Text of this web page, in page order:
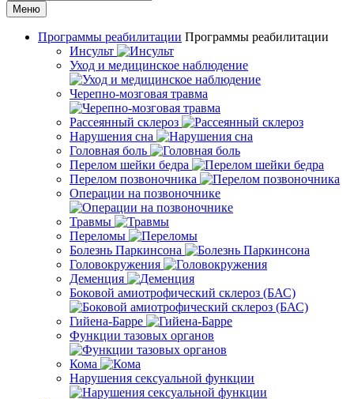
Меню
Программы реабилитации Программы реабилитации
Инсульт
Уход и медицинское наблюдение
Черепно-мозговая травма
Рассеянный склероз
Нарушения сна
Головная боль
Перелом шейки бедра
Перелом позвоночника
Операции на позвоночнике
Травмы
Переломы
Болезнь Паркинсона
Головокружения
Деменция
Боковой амиотрофический склероз (БАС)
Гийена-Барре
Функции тазовых органов
Кома
Нарушения сексуальной функции